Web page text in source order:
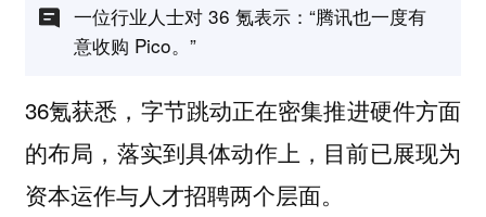
一位行业人士对 36 氪表示：“腾讯也一度有
意收购 Pico。”
36氪获悉，字节跳动正在密集推进硬件方面
的布局，落实到具体动作上，目前已展现为
资本运作与人才招聘两个层面。